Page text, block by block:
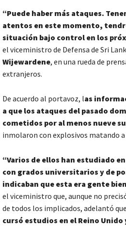
“Puede haber más ataques.
atentos en este momento,
situación bajo control en los
el viceministro de Defensa de Sri
Wijewardene, en una rueda de
extranjeros.
De acuerdo al portavoz, las
a que los ataques del pasado
cometidos por al menos nueve
inmolaron con explosivos matando
“Varios de ellos han estudiado
con grados universitarios y de
indicaban que esta era gente
el viceministro que, aunque no
de todos los implicados, adelantó que
cursó estudios en el Reino Unido